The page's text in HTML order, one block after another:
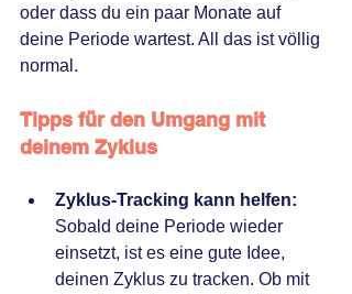
oder dass du ein paar Monate auf
deine Periode wartest. All das ist völlig
normal.
Tipps für den Umgang mit
deinem Zyklus
Zyklus-Tracking kann helfen:
Sobald deine Periode wieder
einsetzt, ist es eine gute Idee,
deinen Zyklus zu tracken. Ob mit